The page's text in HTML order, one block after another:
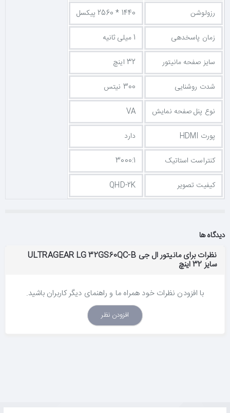
رزولوشن
1440 * 2560 پیکسل
زمان پاسخدهی
1 میلی ثانیه
سایز صفحه مانیتور
32 اینچ
شدت روشنایی
300 نیتس
نوع پنل صفحه نمایش
VA
پورت HDMI
دارد
کنتراست استاتیک
3000:1
کیفیت تصویر
QHD-2K
دیدگاه ها
نظرات برای مانیتور ال جی ULTRAGEAR LG 32GS60QC-B
سایز 32 اینچ
با افزودن نظرات خود همراه ما و راهنمای دیگر کاربران باشید.
افزودن نظر